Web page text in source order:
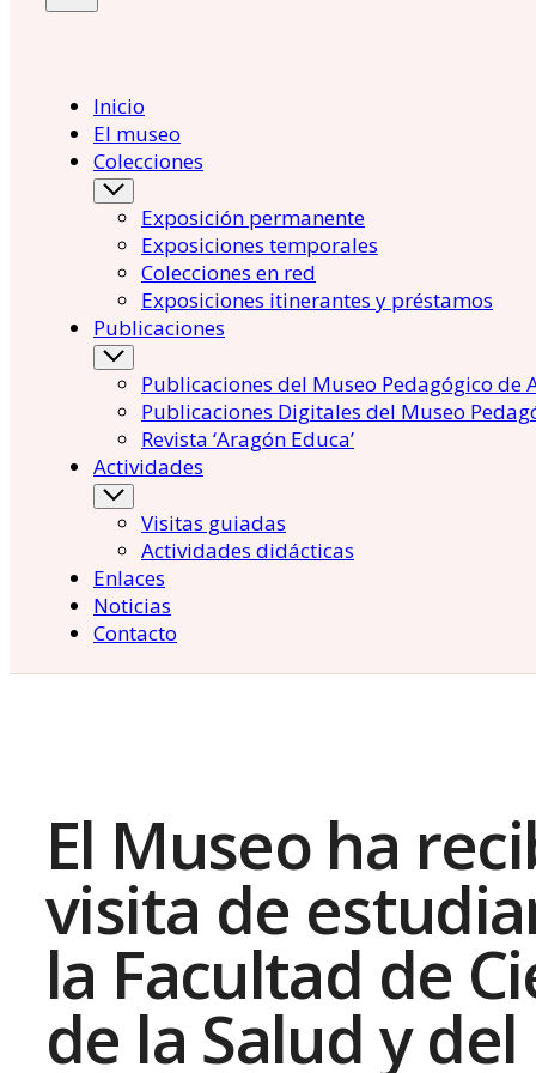
Inicio
El museo
Colecciones
Exposición permanente
Exposiciones temporales
Colecciones en red
Exposiciones itinerantes y préstamos
Publicaciones
Publicaciones del Museo Pedagógico de
Publicaciones Digitales del Museo
Revista ‘Aragón Educa’
Actividades
Visitas guiadas
Actividades didácticas
Enlaces
Noticias
Contacto
El Museo ha
visita de
la Facultad de
de la Salud y del